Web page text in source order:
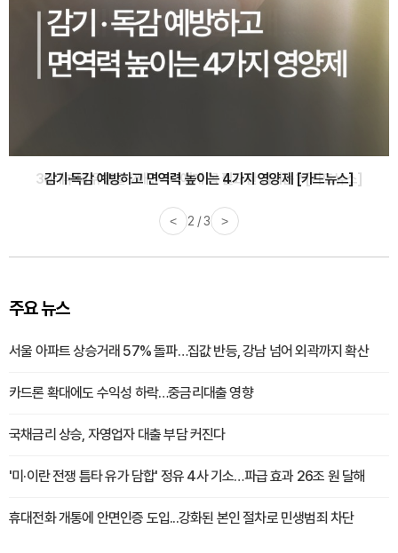
감기·독감 예방하고 면역력 높이는 4가지 영양제 [카드뉴스]
< 3 / 3 >
주요 뉴스
서울 아파트 상승거래 57% 돌파…집값 반등, 강남 넘어 외곽까지 확산
카드론 확대에도 수익성 하락…중금리대출 영향
국채금리 상승, 자영업자 대출 부담 커진다
'미·이란 전쟁 틈타 유가 담합' 정유 4사 기소…파급 효과 26조 원 달해
휴대전화 개통에 안면인증 도입...강화된 본인 절차로 민생범죄 차단